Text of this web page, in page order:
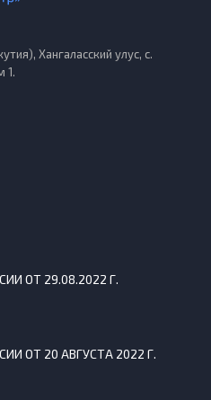
Хангаласский улус, с.
1.
ОТ 29.08.2022 Г.
ОТ 20 АВГУСТА 2022 Г.